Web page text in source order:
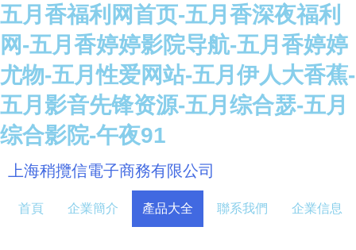
五月香福利网首页-五月香深夜福利
网-五月香婷婷影院导航-五月香婷婷
尤物-五月性爱网站-五月伊人大香蕉-
五月影音先锋资源-五月综合瑟-五月
综合影院-午夜91
上海稍攬信電子商務有限公司
首頁 企業簡介 產品大全 聯系我們 企業信息